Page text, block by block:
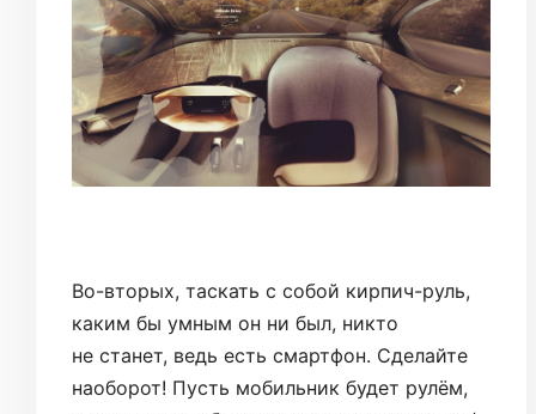
Во-вторых, таскать с собой кирпич-руль,
каким бы умным он ни был, никто
не станет, ведь есть смартфон. Сделайте
наоборот! Пусть мобильник будет рулём,